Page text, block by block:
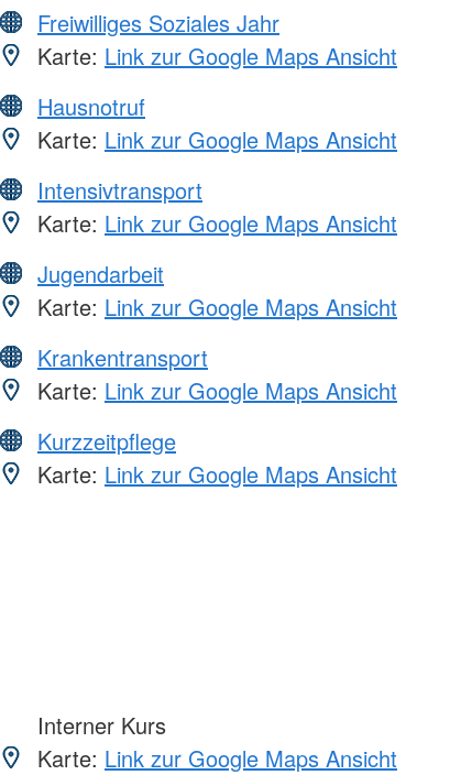
Freiwilliges Soziales Jahr
Karte: Link zur Google Maps Ansicht
Hausnotruf
Karte: Link zur Google Maps Ansicht
Intensivtransport
Karte: Link zur Google Maps Ansicht
Jugendarbeit
Karte: Link zur Google Maps Ansicht
Krankentransport
Karte: Link zur Google Maps Ansicht
Kurzzeitpflege
Karte: Link zur Google Maps Ansicht
Interner Kurs
Karte: Link zur Google Maps Ansicht